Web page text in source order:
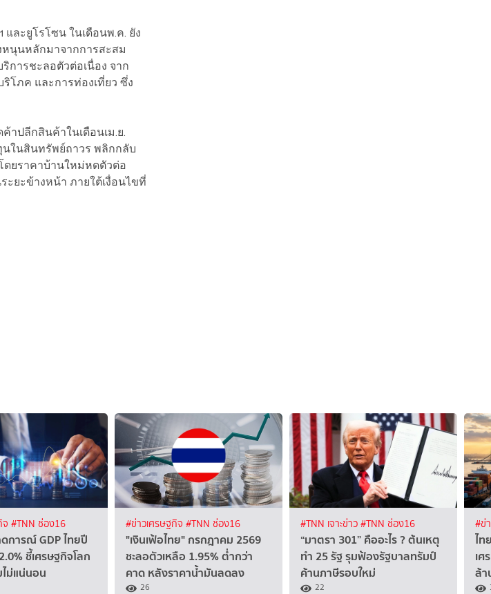
ละยูโรโซน ในเดือนพ.ค. ยัง
นุนหลักมาจากการสะสม
ารชะลอตัวต่อเนื่อง จาก
โภค และการท่องเที่ยว ซึ่ง
าปลีกสินค้าในเดือนเม.ย.
นในสินทรัพย์ถาวร พลิกกลับ
ยราคาบ้านใหม่หดตัวต่อ
ะยะข้างหน้า ภายใต้เงื่อนไขที่
จ #TNN ช่อง16
การณ์ GDP ไทยปี
ชี้เศรษฐกิจโลก
ม่แน่นอน
#ข่าวเศรษฐกิจ #TNN ช่อง16
"เงินเฟ้อไทย" กรกฎาคม 2569
ชะลอตัวเหลือ 1.95% ต่ำกว่า
คาด หลังราคาน้ำมันลดลง
26
#TNN เจาะข่าว#TNN ช่อง16
“มาตรา 301” คืออะไร ? ต้นเหตุ
ทำ 25 รัฐ รุมฟ้องรัฐบาลทรัมป์
ค้านภาษีรอบใหม่
22
#ข่
ไท
เศ
ล้